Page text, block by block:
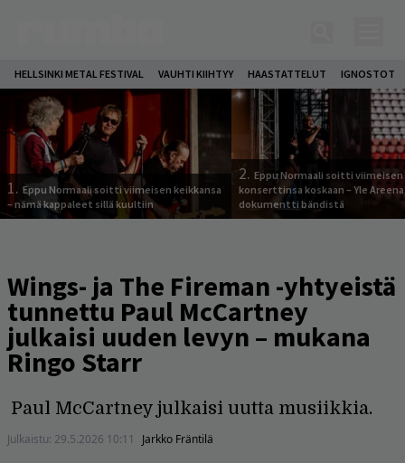
HELLSINKI METAL FESTIVAL VAUHTI KIIHTYY HAASTATTELUT IGNOSTOT
1. Eppu Normaali soitti viimeisen keikkansa
– nämä kappaleet sillä kuultiin
2. Eppu Normaali soitti viimeisen
konserttinsa koskaan – Yle
dokumentti bändistä
Wings- ja The Fireman -yhtyeistä
tunnettu Paul McCartney
julkaisi uuden levyn – mukana
Ringo Starr
Paul McCartney julkaisi uutta musiikkia.
Julkaistu: 29.5.2026 10:11 Jarkko Fräntilä